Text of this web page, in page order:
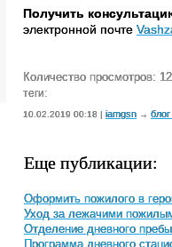
Получить
электронной почте
Количество просмотров:
теги:
10.02.2019 00:18 | iamgsn →
Еще публикации:
Оформить пожилого в
Уход за лежачими
Отделение дневного